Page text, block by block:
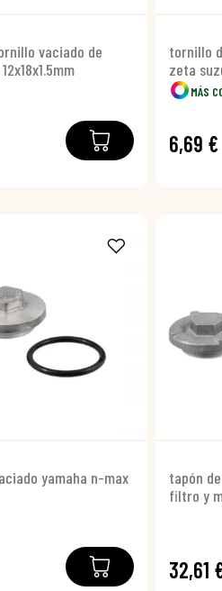
vaciado de
tornillo
zeta
MÁS
6,69 €
yamaha n-max
tapón
filtro y
32,61